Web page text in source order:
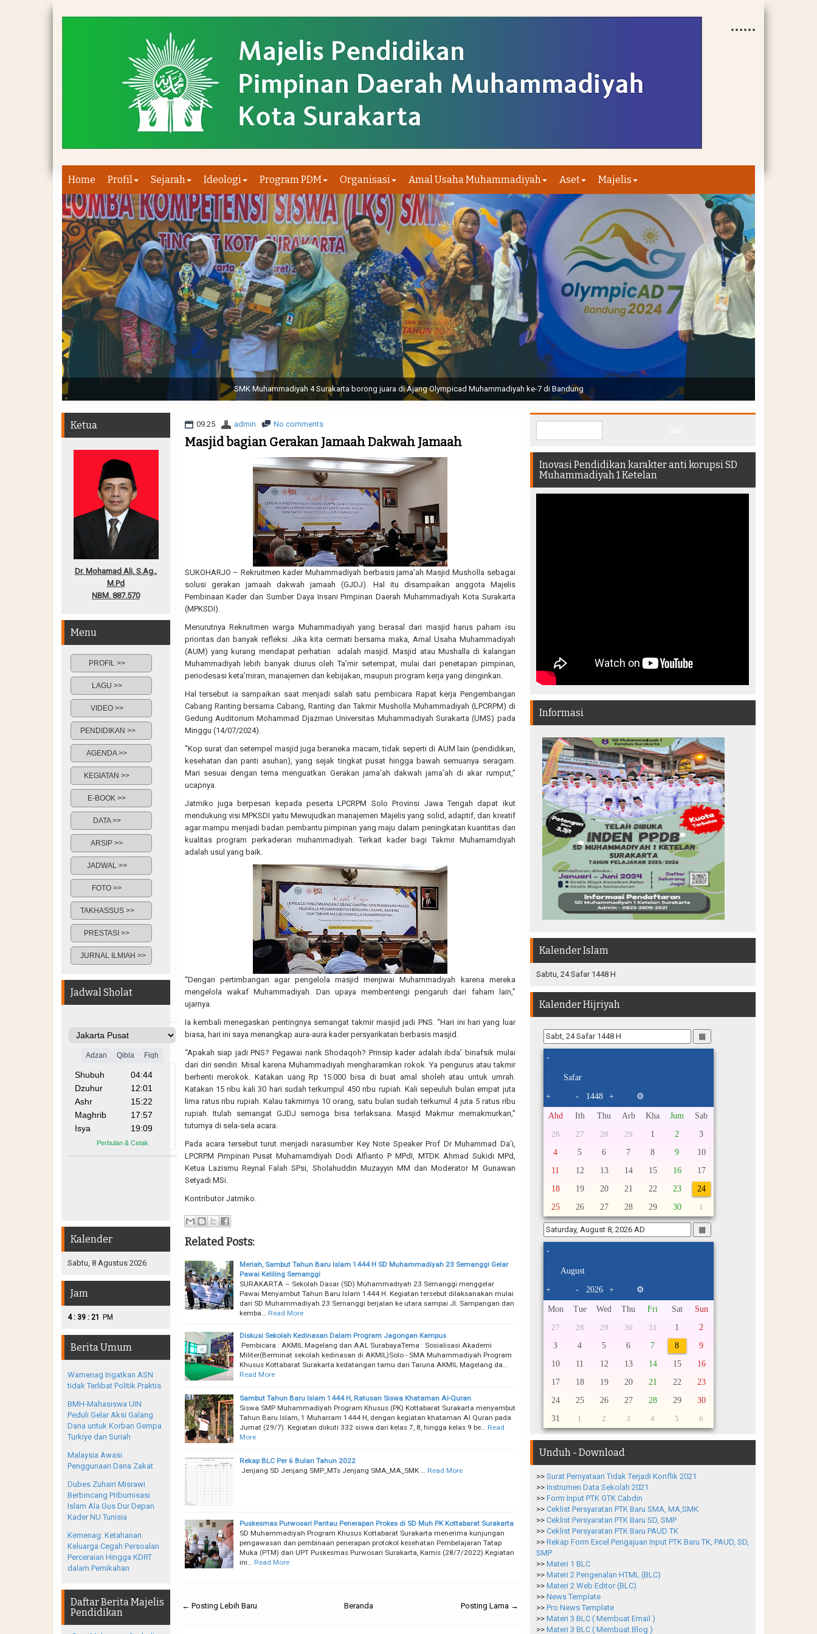
Home Profil Sejarah Ideologi Program PDM Organisasi Amal Usaha Muhammadiyah Aset Majelis
Sabtu, 19 November 2022. (dari kiri) Pertunjukan Tapak Suci Perguruan Muhammadiyah ( TSPM ) di Stadion Manahan Solo || Ir. H. Joko Widodo selaku Presiden RI membuka Acara Muktamar
Muhammadiyah 48 || Pertunjukan bendera dan tari memukau seluruh Muktamar dan Muktamirin yang hadir di dalam stadion
09.25 admin No comments
Masjid bagian Gerakan Jamaah Dakwah Jamaah
SUKOHARJO – Rekruitmen kader Muhammadiyah berbasis jama'ah Masjid Musholla sebagai
solusi gerakan jamaah dakwah jamaah (GJDJ). Hal itu disampaikan anggota Majelis
Pembinaan Kader dan Sumber Daya Insani Pimpinan Daerah Muhammadiyah Kota Surakarta
(MPKSDI).
Menurutnya Rekruitmen warga Muhammadiyah yang berasal dari masjid harus paham isu
prioritas dan banyak refleksi. Jika kita cermati bersama maka, Amal Usaha Muhammadiyah
(AUM) yang kurang mendapat perhatian adalah masjid. Masjid atau Mushalla di kalangan
Muhammadiyah lebih banyak diurus oleh Ta’mir setempat, mulai dari penetapan pimpinan,
periodesasi keta’miran, manajemen dan kebijakan, maupun program kerja yang diinginkan.
Hal tersebut ia sampaikan saat menjadi salah satu pembicara Rapat kerja Pengembangan
Cabang Ranting bersama Cabang, Ranting dan Takmir Musholla Muhammadiyah (LPCRPM) di
Gedung Auditorium Mohammad Djazman Universitas Muhammadiyah Surakarta (UMS) pada
Minggu (14/07/2024).
“Kop surat dan setempel masjid juga beraneka macam, tidak seperti di AUM lain (pendidikan,
kesehatan dan panti asuhan), yang sejak tingkat pusat hingga bawah semuanya seragam.
Mari sesuai dengan tema menguatkan Gerakan jama’ah dakwah jama’ah di akar rumput,”
ucapnya.
Jatmiko juga berpesan kepada peserta LPCRPM Solo Provinsi Jawa Tengah dapat ikut
mendukung visi MPKSDI yaitu Mewujudkan manajemen Majelis yang solid, adaptif, dan kreatif
agar mampu menjadi badan pembantu pimpinan yang maju dalam peningkatan kuantitas dan
kualitas program perkaderan muhammadiyah. Terkait kader bagi Takmir Muhamamdiyah
adalah usul yang baik.
“Dengan pertimbangan agar pengelola masjid menjiwai Muhammadiyah karena mereka
mengelola wakaf Muhammadiyah. Dan upaya membentengi pengaruh dari faham lain,”
ujarnya.
Ia kembali menegaskan pentingnya semangat takmir masjid jadi PNS. “Hari ini hari yang luar
biasa, hari ini saya menangkap aura-aura kader persyarikatan berbasis masjid.
“Apakah siap jadi PNS? Pegawai narik Shodaqoh? Prinsip kader adalah ibda’ binafsik mulai
dari diri sendiri. Misal karena Muhammadiyah mengharamkan rokok. Ya pengurus atau takmir
berhenti merokok. Katakan uang Rp 15.000 bisa di buat amal sholeh atau untuk umrah.
Katakan 15 ribu kali 30 hari sudah terkumpul 450 ribu rupiah. Kali sepeuluh bulan empat juta
lima ratus ribu rupiah. Kalau takmirnya 10 orang, satu bulan sudah terkumul 4 juta 5 ratus ribu
rupiah. Itulah semangat GJDJ semoga bisa terlaksana. Masjid Makmur memakmurkan,”
tuturnya di sela-sela acara.
Pada acara tersebut turut menjadi narasumber Key Note Speaker Prof Dr Muhammad Da’i,
LPCRPM Pimpinan Pusat Muhamamdiyah Dodi Alfianto P MPdI, MTDK Ahmad Sukidi MPd,
Ketua Lazismu Reynal Falah SPsi, Sholahuddin Muzayyin MM dan Moderator M Gunawan
Setyadi MSi.
Kontributor Jatmiko.
Related Posts:
Meriah, Sambut Tahun Baru Islam 1444 H SD Muhammadiyah 23 Semanggi Gelar
Pawai Keliling Semanggi
SURAKARTA – Sekolah Dasar (SD) Muhammadiyah 23 Semanggi menggelar
Pawai Menyambut Tahun Baru Islam 1444 H. Kegiatan tersebut dilaksanakan mulai
dari SD Muhammadiyah 23 Semanggi berjalan ke utara sampai Jl. Sampangan dan
kemba…
Read More
Diskusi Sekolah Kedinasan Dalam Program Jagongan Kampus
Pembicara : AKMIL Magelang dan AAL SurabayaTema : Sosialisasi Akademi
Militer(Berminat sekolah kedinasan di AKMIL)Solo - SMA Muhammadiyah Program
Khusus Kottabarat Surakarta kedatangan tamu dari Taruna AKMIL Magelang da…
Read More
Sambut Tahun Baru Islam 1444 H, Ratusan Siswa Khataman Al-Quran
Siswa SMP Muhammadiyah Program Khusus (PK) Kottabarat Surakarta menyambut
Tahun Baru Islam, 1 Muharram 1444 H, dengan kegiatan khataman Al Quran pada
Jumat (29/7). Kegiatan diikuti 332 siswa dari kelas 7, 8, hingga kelas 9 be…
Read
More
Rekap BLC Per 6 Bulan Tahun 2022
Jenjang SD Jenjang SMP_MTs Jenjang SMA_MA_SMK …
Read More
Puskesmas Purwosari Pantau Penerapan Prokes di SD Muh PK Kottabarat Surakarta
SD Muhammadiyah Program Khusus Kottabarat Surakarta menerima kunjungan
pengawasan dan pembinaan penerapan protokol kesehatan Pembelajaran Tatap
Muka (PTM) dari UPT Puskesmas Purwosari Surakarta, Kamis (28/7/2022).Kegiatan
ini…
Read More
← Posting Lebih Baru Posting Lama →
Beranda
Ketua
Dr. Mohamad Ali, S.Ag.,
M.Pd
NBM. 887.570
Menu
PROFIL >>
LAGU >>
VIDEO >>
PENDIDIKAN >>
AGENDA >>
KEGIATAN >>
E-BOOK >>
DATA >>
ARSIP >>
JADWAL >>
FOTO >>
TAKHASSUS >>
PRESTASI >>
JURNAL ILMIAH >>
Jadwal Sholat
Kalender
Sabtu, 8 Agustus 2026
Jam
4: 39 : 22 PM
Berita Umum
Wamenag Ingatkan ASN
tidak Terlibat Politik Praktis
BMH-Mahasiswa UIN
Peduli Gelar Aksi Galang
Dana untuk Korban Gempa
Turkiye dan Suriah
Malaysia Awasi
Penggunaan Dana Zakat
Dubes Zuhairi Misrawi
Berbincang Pribumisasi
Islam Ala Gus Dur Depan
Kader NU Tunisia
Kemenag: Ketahanan
Keluarga Cegah Persoalan
Perceraian Hingga KDRT
dalam Pernikahan
Daftar Berita Majelis
Pendidikan
Inovasi Pendidikan karakter anti korupsi SD
Muhammadiyah 1 Ketelan
Informasi
Kalender Islam
Sabtu, 24 Safar 1448 H
Kalender Hijriyah
▦
-
+ - + ⚙
Ahd Ith Thu Arb Kha Jum Sab
26 27 28 29 1 2
3
4
5 6 7 8 9
10
11
12 13 14 15 16
17
18
19 20 21 22 23
24
25
26 27 28 29 30 1
▦
-
+ - + ⚙
Mon Tue Wed Thu Fri Sat Sun
27 28 29 30 31 1
2
3
4 5 6 7 8
9
10
11 12 13 14 15
16
17
18 19 20 21 22
23
24
25 26 27 28 29
30
31
1 2 3 4 5 6
Unduh - Download
>> Surat Pernyataan Tidak Terjadi Konflik 2021
>> Instrumen Data Sekolah 2021
>> Form Input PTK GTK Cabdin
>> Ceklist Persyaratan PTK Baru SMA, MA,SMK
>> Ceklist Persyaratan PTK Baru SD, SMP
>> Ceklist Persyaratan PTK Baru PAUD TK
>> Rekap Form Excel Pengajuan Input PTK Baru TK, PAUD, SD,
SMP
>> Materi 1 BLC
>> Materi 2 Pengenalan HTML (BLC)
>> Materi 2 Web Editor (BLC)
>> News Template
>> Pro News Template
>> Materi 3 BLC ( Membuat Email )
>> Materi 3 BLC ( Membuat Blog )